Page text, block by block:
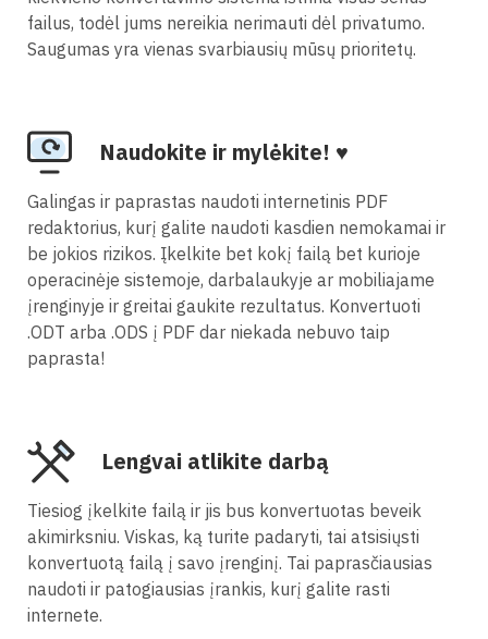
failus, todėl jums nereikia nerimauti dėl privatumo.
Saugumas yra vienas svarbiausių mūsų prioritetų.
Naudokite ir mylėkite! ♥
Galingas ir paprastas naudoti internetinis PDF
redaktorius, kurį galite naudoti kasdien nemokamai ir
be jokios rizikos. Įkelkite bet kokį failą bet kurioje
operacinėje sistemoje, darbalaukyje ar mobiliajame
įrenginyje ir greitai gaukite rezultatus. Konvertuoti
.ODT arba .ODS į PDF dar niekada nebuvo taip
paprasta!
Lengvai atlikite darbą
Tiesiog įkelkite failą ir jis bus konvertuotas beveik
akimirksniu. Viskas, ką turite padaryti, tai atsisiųsti
konvertuotą failą į savo įrenginį. Tai paprasčiausias
naudoti ir patogiausias įrankis, kurį galite rasti
internete.